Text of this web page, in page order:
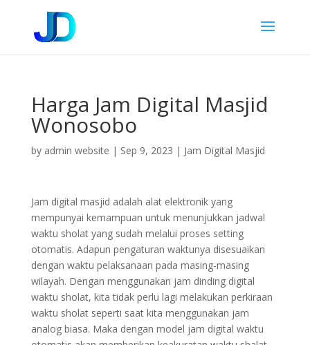
Harga Jam Digital Masjid
Wonosobo
by admin website | Sep 9, 2023 | Jam Digital Masjid
Jam digital masjid adalah alat elektronik yang
mempunyai kemampuan untuk menunjukkan jadwal
waktu sholat yang sudah melalui proses setting
otomatis. Adapun pengaturan waktunya disesuaikan
dengan waktu pelaksanaan pada masing-masing
wilayah. Dengan menggunakan jam dinding digital
waktu sholat, kita tidak perlu lagi melakukan perkiraan
waktu sholat seperti saat kita menggunakan jam
analog biasa. Maka dengan model jam digital waktu